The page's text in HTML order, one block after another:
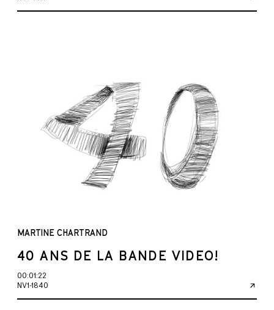
MARTINE CHARTRAND
40 ANS DE LA BANDE VIDEO!
00:01:22
NV1-1840